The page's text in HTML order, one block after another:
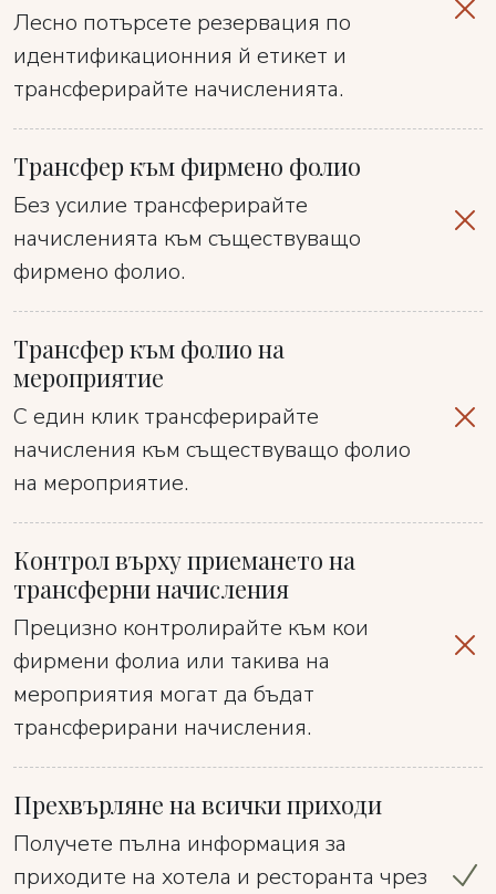
Лесно потърсете резервация по
идентификационния й етикет и
трансферирайте начисленията.
Трансфер към фирмено фолио
Без усилие трансферирайте
начисленията към съществуващо
фирмено фолио.
Трансфер към фолио на
мероприятие
С един клик трансферирайте
начисления към съществуващо фолио
на мероприятие.
Контрол върху приемането на
трансферни начисления
Прецизно контролирайте към кои
фирмени фолиа или такива на
мероприятия могат да бъдат
трансферирани начисления.
Прехвърляне на всички приходи
Получете пълна информация за
приходите на хотела и ресторанта чрез